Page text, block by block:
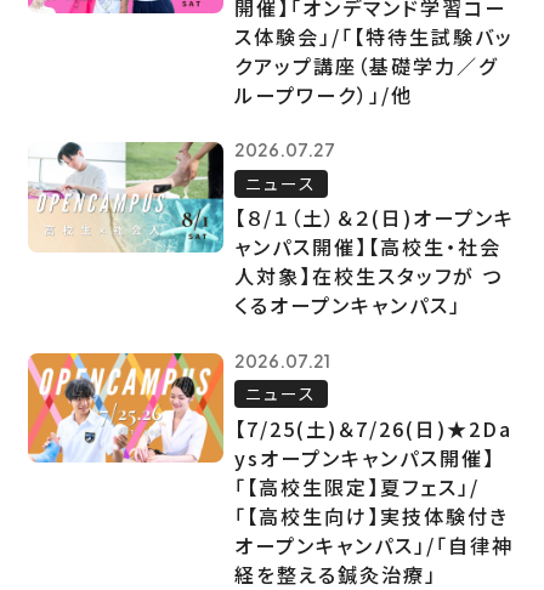
開催】「オンデマンド学習コー
ス体験会」/「【特待生試験バッ
クアップ講座（基礎学力／グ
ループワーク）」/他
2026.07.27
ニュース
【８/１（土）＆２(日)オープンキ
ャンパス開催】【高校生・社会
人対象】在校生スタッフが つ
くるオープンキャンパス」
2026.07.21
ニュース
【7/25(土)＆7/26(日)★2Da
ysオープンキャンパス開催】
「【高校生限定】夏フェス」/
「【高校生向け】実技体験付き
オープンキャンパス」/「自律神
経を整える鍼灸治療」